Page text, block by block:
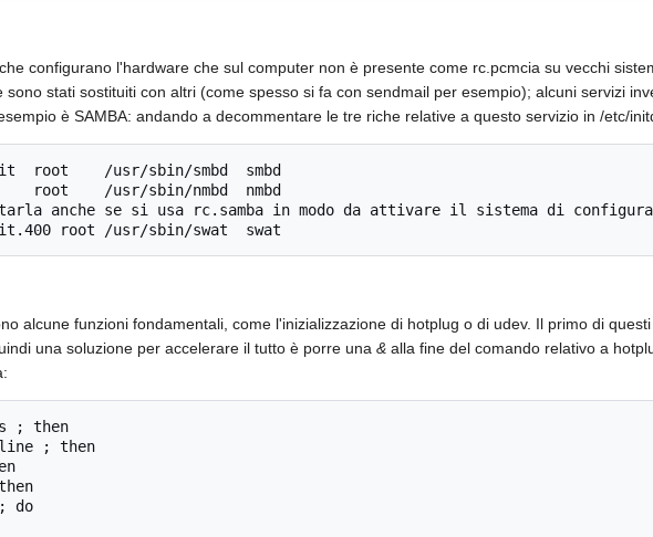
configurano l'hardware che sul computer non è presente come rc.pcmcia su vecchi
stati sostituiti con altri (come spesso si fa con sendmail per esempio); alcuni servizi
è SAMBA: andando a decommentare le tre riche relative a questo servizio in /etc/
root    /usr/sbin/smbd  smbd
root    /usr/sbin/nmbd  nmbd
anche se si usa rc.samba in modo da attivare il sistema di
alcune funzioni fondamentali, come l'inizializzazione di hotplug o di udev. Il primo di
una soluzione per accelerare il tutto è porre una & alla fine del comando relativo a
; then